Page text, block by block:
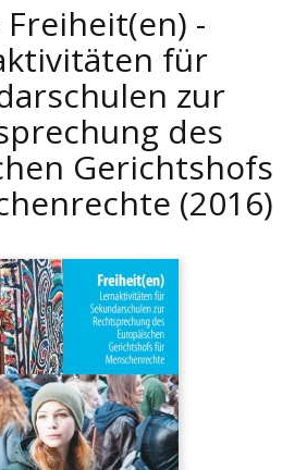
Freiheit(en) -
für
zur
des
Gerichtshofs
(2016)